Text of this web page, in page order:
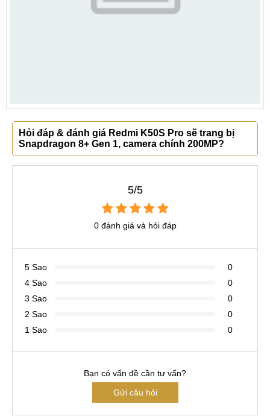
Hỏi đáp & đánh giá Redmi K50S Pro sẽ trang bị
Snapdragon 8+ Gen 1, camera chính 200MP?
5/5
0 đánh giá và hỏi đáp
5 Sao
0
4 Sao
0
3 Sao
0
2 Sao
0
1 Sao
0
Bạn có vấn đề cần tư vấn?
Gửi câu hỏi